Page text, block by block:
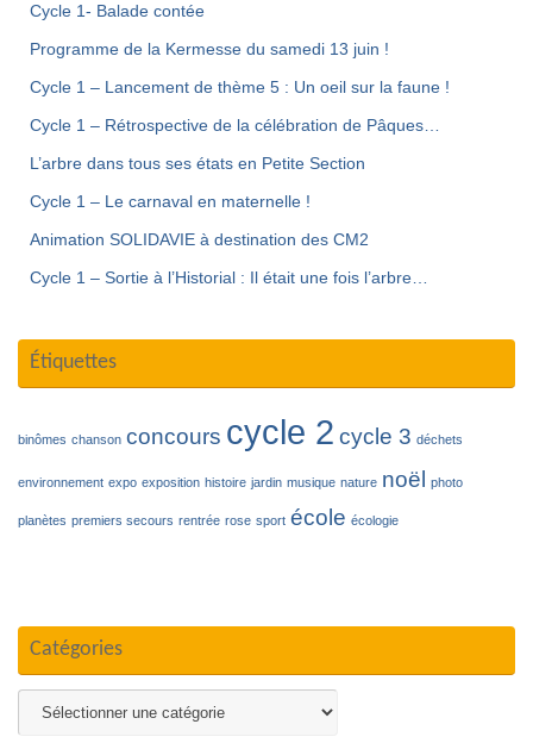
Cycle 1- Balade contée
Programme de la Kermesse du samedi 13 juin !
Cycle 1 – Lancement de thème 5 : Un oeil sur la faune !
Cycle 1 – Rétrospective de la célébration de Pâques…
L’arbre dans tous ses états en Petite Section
Cycle 1 – Le carnaval en maternelle !
Animation SOLIDAVIE à destination des CM2
Cycle 1 – Sortie à l’Historial : Il était une fois l’arbre…
Étiquettes
binômes chanson concours cycle 2 cycle 3 déchets
environnement expo exposition histoire jardin musique nature noël photo
planètes premiers secours rentrée rose sport école écologie
Catégories